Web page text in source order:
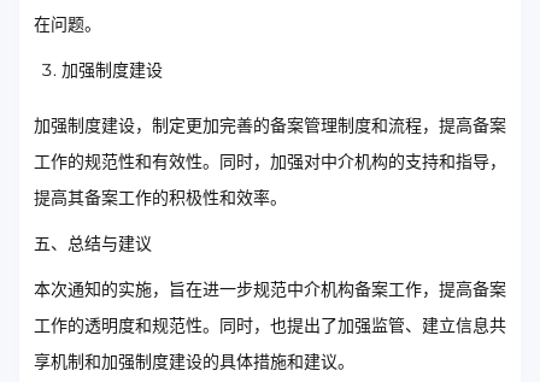
在问题。
加强制度建设
加强制度建设，制定更加完善的备案管理制度和流程，提高备案
工作的规范性和有效性。同时，加强对中介机构的支持和指导，
提高其备案工作的积极性和效率。
五、总结与建议
本次通知的实施，旨在进一步规范中介机构备案工作，提高备案
工作的透明度和规范性。同时，也提出了加强监管、建立信息共
享机制和加强制度建设的具体措施和建议。